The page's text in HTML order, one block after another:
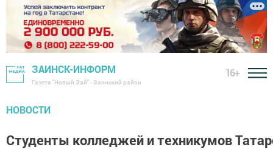
ЗАИНСК-ИНФОРМ
Газета "Новый Зай" - Заинский район
16+
НОВОСТИ
Студенты колледжей и техникумов